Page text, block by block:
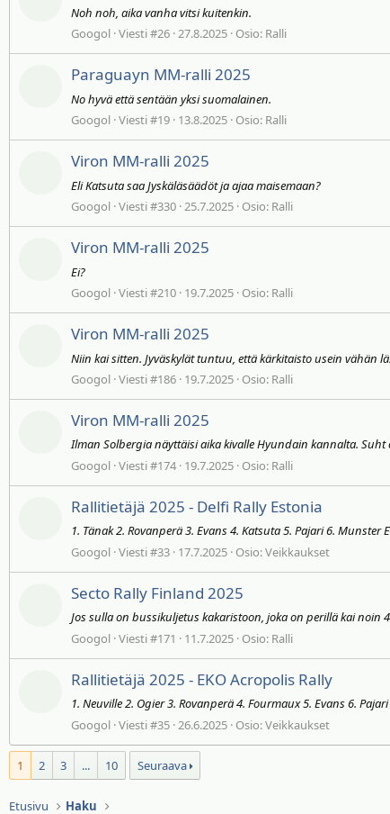
Noh noh, aika vanha vitsi kuitenkin.
Googol Viesti #26 27.8.2025 Osio: Ralli
Paraguayn MM-ralli 2025
No hyvä että sentään yksi suomalainen.
Googol Viesti #19 13.8.2025 Osio: Ralli
Viron MM-ralli 2025
Eli Katsuta saa Jyskäläsäädöt ja ajaa maisemaan?
Googol Viesti #330 25.7.2025 Osio: Ralli
Viron MM-ralli 2025
Ei?
Googol Viesti #210 19.7.2025 Osio: Ralli
Viron MM-ralli 2025
Niin kai sitten. Jyväskylät tuntuu, että kärkitaisto usein vähän
Googol Viesti #186 19.7.2025 Osio: Ralli
Viron MM-ralli 2025
Ilman Solbergia näyttäisi aika kivalle Hyundain kannalta.
Googol Viesti #174 19.7.2025 Osio: Ralli
Rallitietäjä 2025 - Delfi Rally Estonia
1. Tänak 2. Rovanperä 3. Evans 4. Katsuta 5. Pajari 6. Munster
Googol Viesti #33 17.7.2025 Osio:Veikkaukset
Secto Rally Finland 2025
Jos sulla on bussikuljetus kakaristoon, joka on perillä kai noin
Googol Viesti #171 11.7.2025 Osio: Ralli
Rallitietäjä 2025 - EKO Acropolis Rally
1. Neuville 2. Ogier 3. Rovanperä 4. Fourmaux 5. Evans 6.
Googol Viesti #35 26.6.2025 Osio:Veikkaukset
1 2 3 ... 10 Seuraava
Etusivu Haku